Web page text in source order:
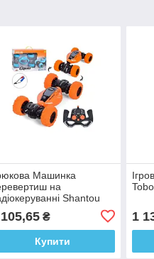
Машинка
на
Shantou
для дітей
₴
Купити
1